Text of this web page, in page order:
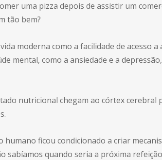
uma pizza depois de assistir um
tão bem?
moderna como a facilidade de acesso
mental, como a ansiedade e a
nutricional chegam ao córtex
humano ficou condicionado a criar
sabíamos quando seria a próxima